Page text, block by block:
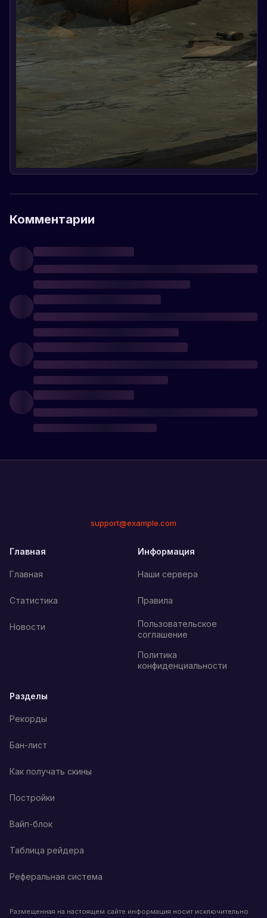
Комментарии
support@example.com
Главная
Главная
Статистика
Новости
Информация
Наши сервера
Правила
Пользовательское
соглашение
Политика
конфиденциальности
Разделы
Рекорды
Бан-лист
Как получать скины
Постройки
Вайп-блок
Таблица рейдера
Реферальная система
Размещенная на настоящем сайте информация носит исключительно